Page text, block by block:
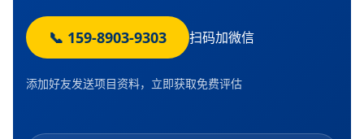
📞 159-8903-9303 扫码加微信
添加好友发送项目资料，立即获取免费评估